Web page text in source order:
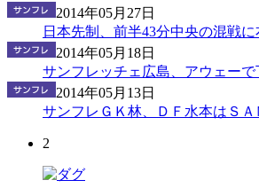
2014年05月27日
日本先制、前半43分中央の混戦
2014年05月18日
サンフレッチェ広島、アウェーで
2014年05月13日
サンフレＧＫ林、ＤＦ水本はＳ
2